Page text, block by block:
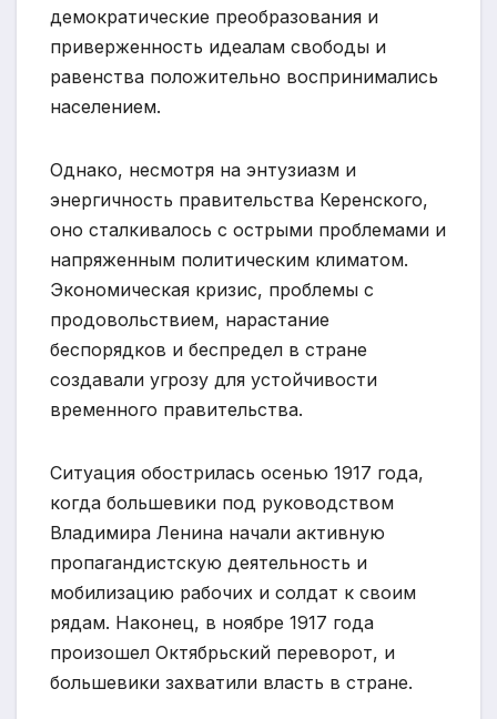
демократические преобразования и
приверженность идеалам свободы и
равенства положительно воспринимались
населением.
Однако, несмотря на энтузиазм и
энергичность правительства Керенского,
оно сталкивалось с острыми проблемами и
напряженным политическим климатом.
Экономическая кризис, проблемы с
продовольствием, нарастание
беспорядков и беспредел в стране
создавали угрозу для устойчивости
временного правительства.
Ситуация обострилась осенью 1917 года,
когда большевики под руководством
Владимира Ленина начали активную
пропагандистскую деятельность и
мобилизацию рабочих и солдат к своим
рядам. Наконец, в ноябре 1917 года
произошел Октябрьский переворот, и
большевики захватили власть в стране.